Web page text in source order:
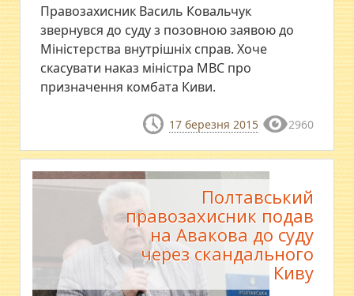
Правозахисник Василь Ковальчук
звернувся до суду з позовною заявою до
Міністерства внутрішніх справ. Хоче
скасувати наказ міністра МВС про
призначення комбата Киви.
17 березня 2015 2960
Полтавський
правозахисник подав
на Авакова до суду
через скандального
Киву